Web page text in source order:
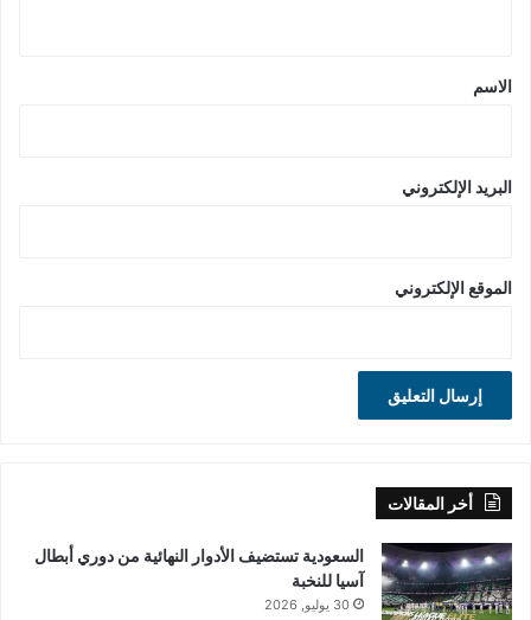
*
الاسم
البريد الإلكتروني
الموقع الإلكتروني
أخر المقالات
السعودية تستضيف الأدوار النهائية من دوري أبطال
آسيا للنخبة
30 يوليو, 2026